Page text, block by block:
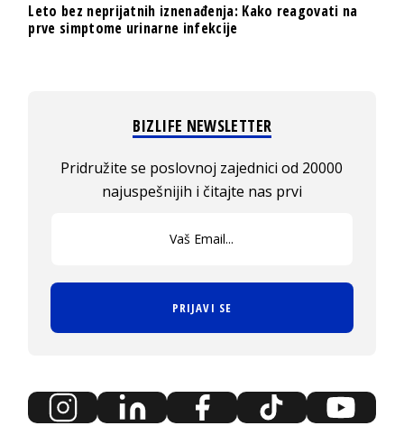
Leto bez neprijatnih iznenađenja: Kako reagovati na
prve simptome urinarne infekcije
BIZLIFE NEWSLETTER
Pridružite se poslovnoj zajednici od 20000
najuspešnijih i čitajte nas prvi
PRIJAVI SE